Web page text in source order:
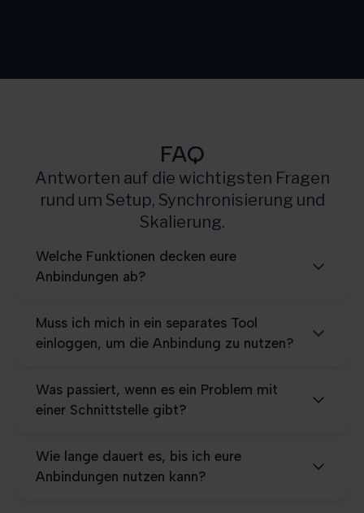
FAQ
Antworten auf die wichtigsten Fragen
rund um Setup, Synchronisierung und
Skalierung.
Welche Funktionen decken eure
Anbindungen ab?
Muss ich mich in ein separates Tool
einloggen, um die Anbindung zu nutzen?
Was passiert, wenn es ein Problem mit
einer Schnittstelle gibt?
Wie lange dauert es, bis ich eure
Anbindungen nutzen kann?